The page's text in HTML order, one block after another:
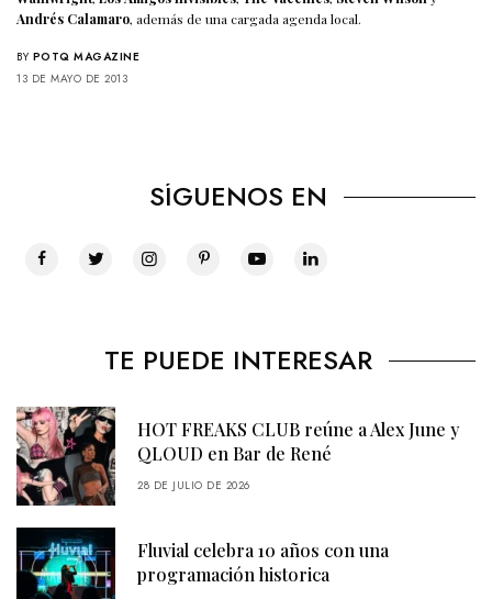
Andrés Calamaro, además de una cargada agenda local.
BY POTQ MAGAZINE
13 DE MAYO DE 2013
SÍGUENOS EN
TE PUEDE INTERESAR
HOT FREAKS CLUB reúne a Alex June y
QLOUD en Bar de René
28 DE JULIO DE 2026
Fluvial celebra 10 años con una
programación historica